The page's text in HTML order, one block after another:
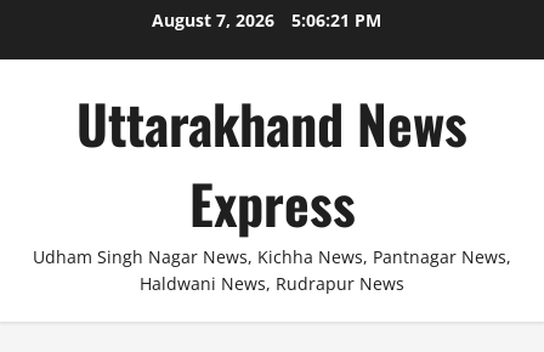
August 7, 2026 5:06:21 PM
Uttarakhand News
Express
Udham Singh Nagar News, Kichha News, Pantnagar News,
Haldwani News, Rudrapur News